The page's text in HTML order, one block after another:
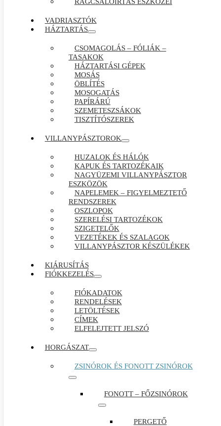
VADRIASZTÓK
HÁZTARTÁS
CSOMAGOLÁS – FÓLIÁK –
TASAKOK
HÁZTARTÁSI GÉPEK
MOSÁS
ÖBLÍTÉS
MOSOGATÁS
PAPÍRÁRÚ
SZEMETESZSÁKOK
TISZTÍTÓSZEREK
VILLANYPÁSZTOROK
HUZALOK ÉS HÁLÓK
KAPUK ÉS TARTOZÉKAIK
NAGYÜZEMI VILLANYPÁSZTOR
ESZKÖZÖK
NAPELEMEK – FIGYELMEZTETŐ
RENDSZEREK
OSZLOPOK
SZERELÉSI TARTOZÉKOK
SZIGETELŐK
VEZETÉKEK ÉS SZALAGOK
VILLANYPÁSZTOR KÉSZÜLÉKEK
KIÁRUSÍTÁS
FIÓKKEZELÉS
FIÓKADATOK
RENDELÉSEK
LETÖLTÉSEK
CÍMEK
ELFELEJTETT JELSZÓ
HORGÁSZAT
ZSINÓROK ÉS FONOTT ZSINÓROK
FONOTT – FŐZSINÓROK
PERGETŐ